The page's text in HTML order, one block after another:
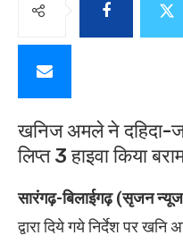
खनिज अमले ने दहिदा-
लिप्त 3 हाइवा किया
सारंगढ़-बिलाईगढ़ (सृजन
द्वारा दिये गये निर्देश पर